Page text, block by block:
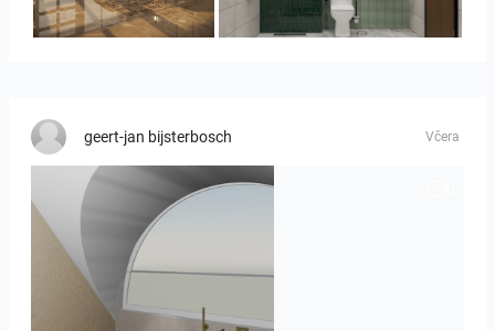
YUSMAN_BEDROOM KHAI_BATHROOM
geert-jan bijsterbosch Včera